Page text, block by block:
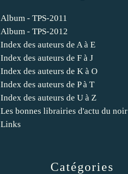
Catégories
Album - TPS-2011
Album - TPS-2012
Index des auteurs de A à E
Index des auteurs de F à J
Index des auteurs de K à O
Index des auteurs de P à T
Index des auteurs de U à Z
Les bonnes librairies d'actu du noir
Links